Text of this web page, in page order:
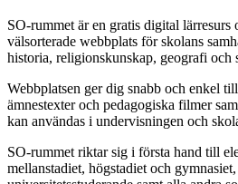
SO-rummet är en gratis digital lärresurs
välsorterade webbplats för skolans
historia, religionskunskap, geografi och
Webbplatsen ger dig snabb och enkel
ämnestexter och pedagogiska filmer
kan användas i undervisningen och
SO-rummet riktar sig i första hand till
mellanstadiet, högstadiet och